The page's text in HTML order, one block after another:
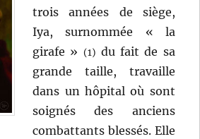
trois années de siège,
Iya, surnommée « la
girafe » (1) du fait de sa
grande taille, travaille
dans un hôpital où sont
soignés des anciens
combattants blessés. Elle